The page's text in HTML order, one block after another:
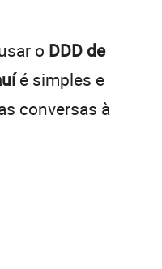
o DDD de
é simples e
conversas à